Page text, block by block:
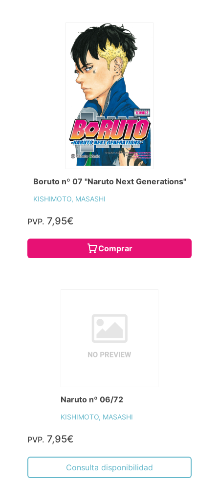
Boruto nº 07 "Naruto Next Generations"
KISHIMOTO, MASASHI
PVP. 7,95€
Comprar
Naruto nº 06/72
KISHIMOTO, MASASHI
PVP. 7,95€
Consulta disponibilidad